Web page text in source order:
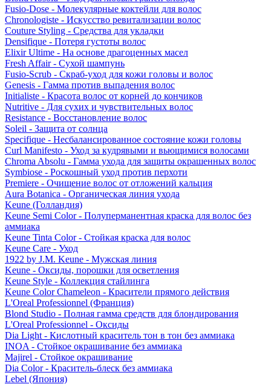
Fusio-Dose - Молекулярные коктейли для волос
Chronologiste - Искусство ревитализации волос
Couture Styling - Средства для укладки
Densifique - Потеря густоты волос
Elixir Ultime - На основе драгоценных масел
Fresh Affair - Сухой шампунь
Fusio-Scrub - Скраб-уход для кожи головы и волос
Genesis - Гамма против выпадения волос
Initialiste - Красота волос от корней до кончиков
Nutritive - Для сухих и чувствительных волос
Resistance - Восстановление волос
Soleil - Защита от солнца
Specifique - Несбалансированное состояние кожи головы
Curl Manifesto - Уход за кудрявыми и вьющимися волосами
Chroma Absolu - Гамма ухода для защиты окрашенных волос
Symbiose - Роскошный уход против перхоти
Premiere - Очищение волос от отложений кальция
Aura Botanica - Органическая линия ухода
Keune (Голландия)
Keune Semi Color - Полуперманентная краска для волос без
аммиака
Keune Tinta Color - Стойкая краска для волос
Keune Care - Уход
1922 by J.M. Keune - Мужская линия
Keune - Оксиды, порошки для осветления
Keune Style - Коллекция стайлинга
Keune Color Chameleon - Красители прямого действия
L'Oreal Professionnel (Франция)
Blond Studio - Полная гамма средств для блондирования
L'Oreal Professionnel - Оксиды
Dia Light - Кислотный краситель тон в тон без аммиака
INOA - Стойкое окрашивание без аммиака
Majirel - Стойкое окрашивание
Dia Color - Краситель-блеск без аммиака
Lebel (Япония)